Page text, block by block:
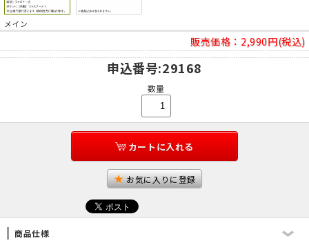
メイン
販売価格： 2,990円(税込)
申込番号:29168
数量
カートに入れる
お気に入りに登録
商品仕様